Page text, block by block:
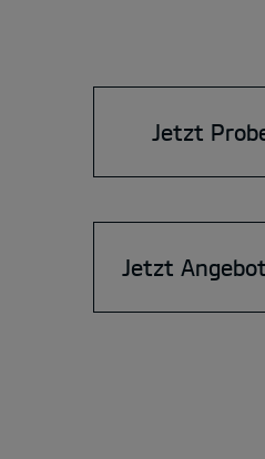
Jetzt
Jetzt